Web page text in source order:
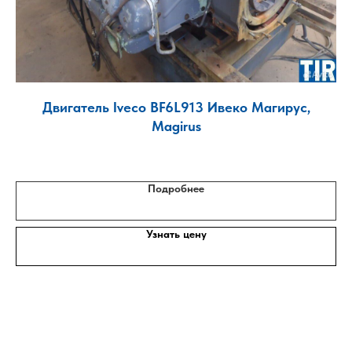
Двигатель Iveco BF6L913 Ивеко Магирус,
Magirus
Подробнее
Узнать цену